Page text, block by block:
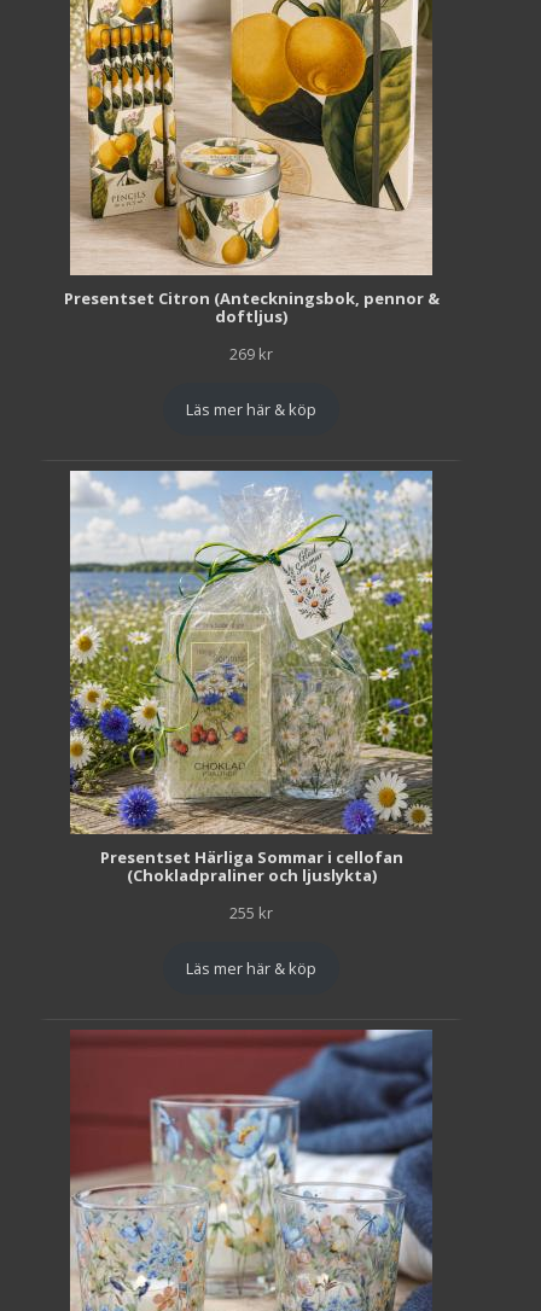
Presentset Citron (Anteckningsbok, pennor &
doftljus)
269 kr
Läs mer här & köp
Presentset Härliga Sommar i cellofan
(Chokladpraliner och ljuslykta)
255 kr
Läs mer här & köp